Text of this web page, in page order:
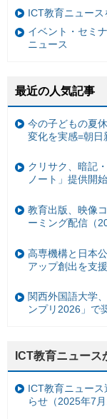
ICT教育ニュー
イベント・セミ
ニュース
最近の人気記事
今の子どもの夏
変化を実感=朝日
クリサク、暗記
ノート」提供開
教育出版、映像
ーミング配信（
高専機構と日本
アップ創出を支
関西外国語大学
ンプリ2026」で
ICT教育ニュース
ICT教育ニュー
らせ（2025年7月